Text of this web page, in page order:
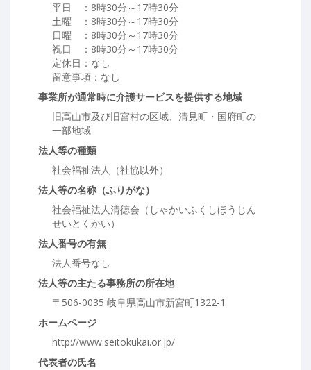
平日 ：8時30分～17時30分
土曜 ：8時30分～17時30分
日曜 ：8時30分～17時30分
祝日 ：8時30分～17時30分
定休日：なし
留意事項：なし
事業所が通常時に介護サービスを提供する地域
旧高山市及び旧宮村の区域、清見町・国府町の
一部地域
法人等の種類
社会福祉法人（社協以外）
法人等の名称（ふりがな）
社会福祉法人清徳会（しゃかいふくしほうじん
せいとくかい）
法人番号の有無
法人番号なし
法人等の主たる事務所の所在地
〒506-0035 岐阜県高山市新宮町1322-1
ホームページ
http://www.seitokukai.or.jp/
代表者の氏名